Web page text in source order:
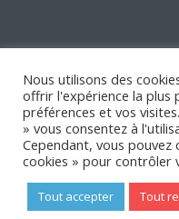
Copyright © 2018
Nous utilisons des
offrir l'expérience la plus
préférences et vos
» vous consentez à
Cependant, vous pouvez
cookies » pour contrôler
Tout accepter Tout